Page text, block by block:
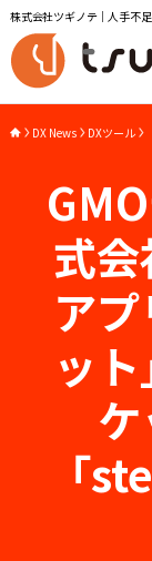
株式会社ツギノテ｜人手不
DX News DXツール
式
ア
ッ
「